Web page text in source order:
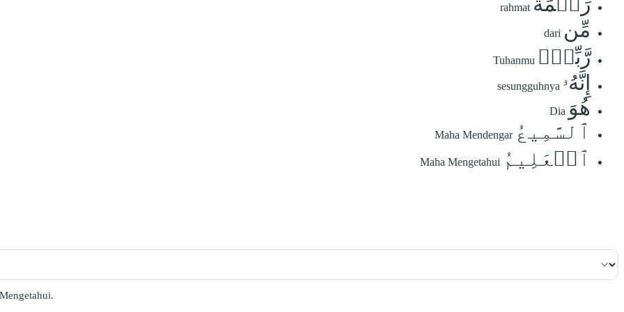
rahmat
مِّن dari
رَّبِّكَۚ Tuhanmu
إِنَّهُۥ sesungguhnya
هُوَ Dia
ٱلسَّمِيعُ Maha Mendengar
ٱلۡعَلِيمُ Maha Mengetahui